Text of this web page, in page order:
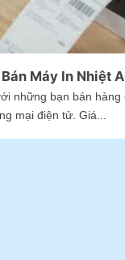
Máy In Nhiệt
những bạn bán hàng
mại điện tử. Giá...